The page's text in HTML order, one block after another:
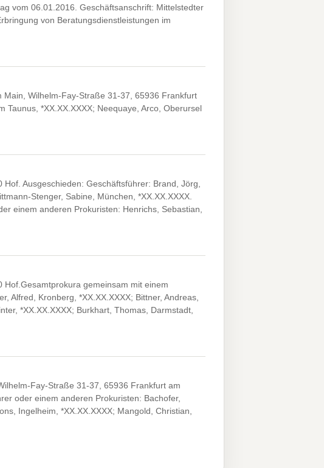
vom 06.01.2016. Geschäftsanschrift: Mittelstedter
von Beratungsdienstleistungen im
Wilhelm-Fay-Straße 31-37, 65936 Frankfurt
*XX.XX.XXXX; Neequaye, Arco, Oberursel
Ausgeschieden: Geschäftsführer: Brand, Jörg,
Stenger, Sabine, München, *XX.XX.XXXX.
einem anderen Prokuristen: Henrichs, Sebastian,
gemeinsam mit einem
Alfred, Kronberg, *XX.XX.XXXX; Bittner, Andreas,
*XX.XX.XXXX; Burkhart, Thomas, Darmstadt,
Fay-Straße 31-37, 65936 Frankfurt am
oder einem anderen Prokuristen: Bachofer,
Ingelheim, *XX.XX.XXXX; Mangold, Christian,